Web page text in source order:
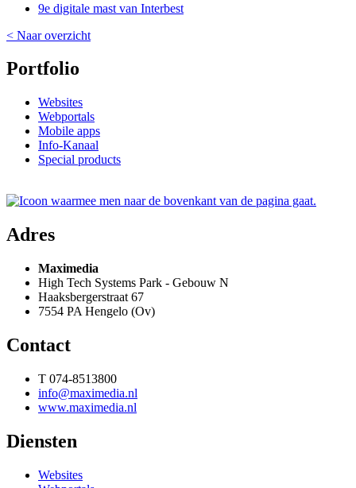
9e digitale mast van Interbest
< Naar overzicht
Portfolio
Websites
Webportals
Mobile apps
Info-Kanaal
Special products
Adres
Maximedia
High Tech Systems Park - Gebouw N
Haaksbergerstraat 67
7554 PA Hengelo (Ov)
Contact
T 074-8513800
info@maximedia.nl
www.maximedia.nl
Diensten
Websites